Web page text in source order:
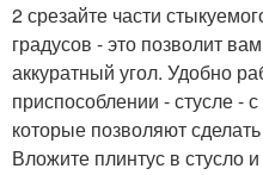
2 срезайте части
градусов - это позволит
аккуратный угол. Удобно
приспособлении - стусле -
которые позволяют
Вложите плинтус в стусло